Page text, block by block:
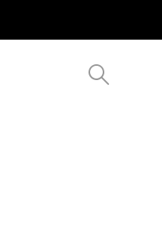
ŽENSKIH SATOVA U